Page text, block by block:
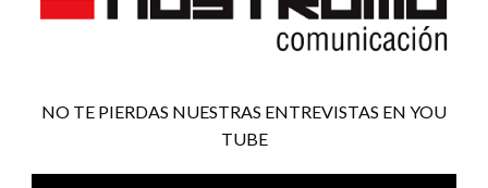
NO TE PIERDAS NUESTRAS ENTREVISTAS EN YOU
TUBE